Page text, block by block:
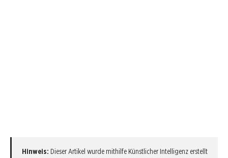
Hinweis: Dieser Artikel wurde mithilfe Künstlicher Intelligenz erstellt